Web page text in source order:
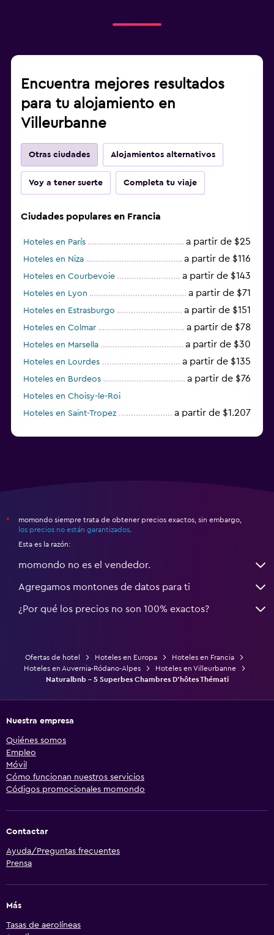
Encuentra mejores resultados
para tu alojamiento en
Villeurbanne
Otras ciudades Alojamientos alternativos
Voy a tener suerte Completa tu viaje
Ciudades populares en Francia
Hoteles en París a partir de $25
Hoteles en Niza a partir de $116
Hoteles en Courbevoie a partir de $143
Hoteles en Lyon a partir de $71
Hoteles en Estrasburgo a partir de $151
Hoteles en Colmar a partir de $78
Hoteles en Marsella a partir de $30
Hoteles en Lourdes a partir de $135
Hoteles en Burdeos a partir de $76
Hoteles en Choisy-le-Roi
Hoteles en Saint-Tropez
a partir de $1.207
*
momondo siempre trata de obtener precios exactos, sin embargo,
los precios no están garantizados
Esta es la razón:
momondo no es el vendedor.
Agregamos montones de datos para ti
¿Por qué los precios no son 100% exactos?
Ofertas de hotel Hoteles en Europa
Hoteles en Francia
Hoteles en Auvernia-Ródano-Alpes
Hoteles en Villeurbanne
Naturalbnb - 5 Superbes Chambres D'hôtes Thémati
Nuestra empresa
Quiénes somos
Empleo
Móvil
Cómo funcionan nuestros servicios
Códigos promocionales momondo
Contactar
Ayuda/Preguntas frecuentes
Prensa
Más
Tasas de aerolíneas